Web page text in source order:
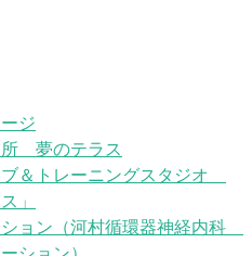
ジ
所 夢のテラス
＆トレーニングスタジオ
」
ョン（河村循環器神経内科